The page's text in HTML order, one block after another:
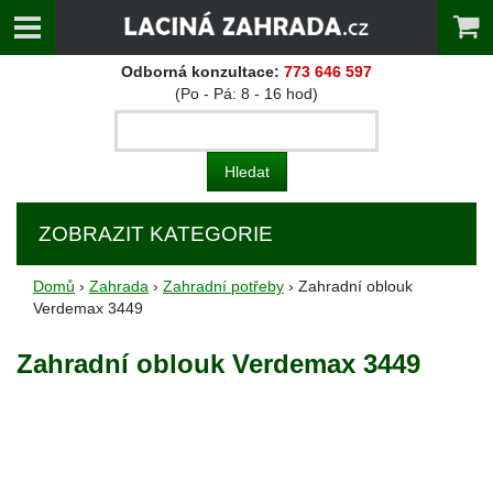
Odborná konzultace: 773 646 597
(Po - Pá: 8 - 16 hod)
ZOBRAZIT KATEGORIE
Domů › Zahrada › Zahradní potřeby › Zahradní oblouk
Verdemax 3449
Zahradní oblouk Verdemax 3449